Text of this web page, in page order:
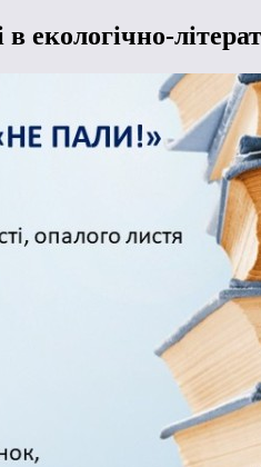
екологічно-